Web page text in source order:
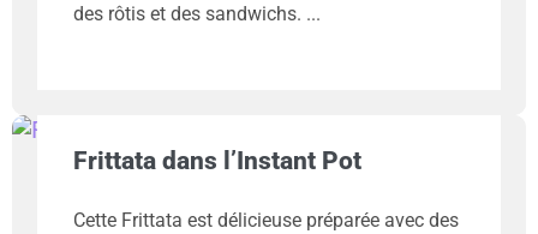
des rôtis et des sandwichs.
Frittata dans l’Instant Pot
Cette Frittata est délicieuse préparée avec des